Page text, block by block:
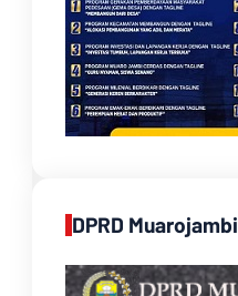
DPRD Muarojambi